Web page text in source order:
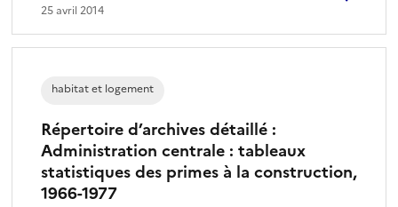
25 avril 2014
Répertoire d’archives détaillé :
Administration centrale : tableaux
statistiques des primes à la construction,
1966-1977
habitat et logement